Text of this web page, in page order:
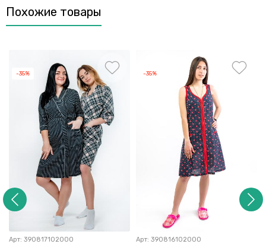
Похожие товары
-35%
Арт: 390817102000
-35%
Арт: 390816102000